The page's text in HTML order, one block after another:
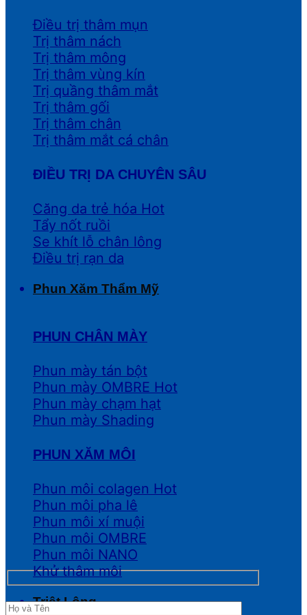
Điều trị thâm mụn
Trị thâm nách
Trị thâm mông
Trị thâm vùng kín
Trị quầng thâm mắt
Trị thâm gối
Trị thâm chân
Trị thâm mắt cá chân
ĐIỀU TRỊ DA CHUYÊN SÂU
Căng da trẻ hóa
Tẩy nốt ruồi
Se khít lỗ chân lông
Điều trị rạn da
Phun Xăm Thẩm Mỹ
PHUN CHÂN MÀY
Phun mày tán bột
Phun mày OMBRE
Phun mày chạm hạt
Phun mày Shading
PHUN XĂM MÔI
Phun môi colagen
Phun môi pha lê
Phun môi xí muội
Phun môi OMBRE
Phun môi NANO
Khử thâm môi
Triệt Lông